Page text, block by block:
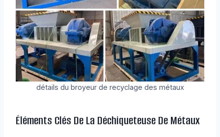
détails du broyeur de recyclage des métaux
Éléments Clés De La Déchiqueteuse De Métaux